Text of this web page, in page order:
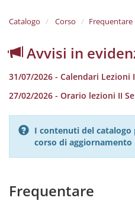
Catalogo Corso Frequentare
Avvisi in
31/07/2026 - Calendari Lezioni
27/02/2026 - Orario lezioni II
I contenuti del catalogo
corso di aggiornamento
Frequentare